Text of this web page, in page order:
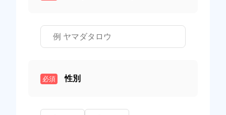
必須 性別